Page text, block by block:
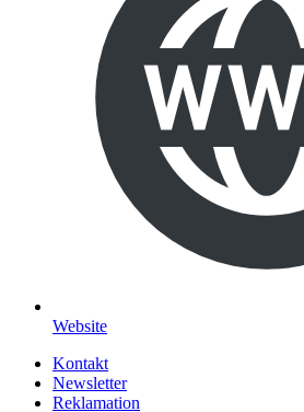
Website
Kontakt
Newsletter
Reklamation